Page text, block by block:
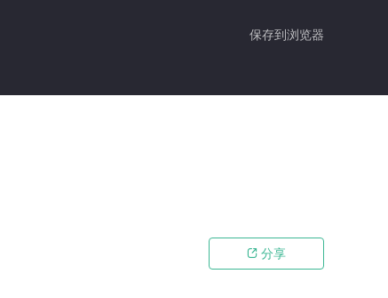
保存到浏览器
 分享